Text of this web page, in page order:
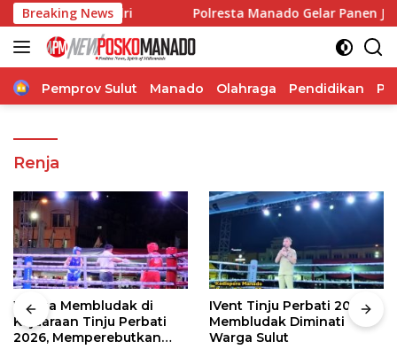
Langsung
ke
konten
Breaking News
Humas Polri Polresta Manado Gelar Panen Jagung
Home
Pemprov Sulut Manado Olahraga Pendidikan
Renja
Warga Membludak di
Kejuaraan Tinju Perbati
2026, Memperebutkan
IVent Tinju Perbati 2026
Membludak Diminati
Warga Sulut